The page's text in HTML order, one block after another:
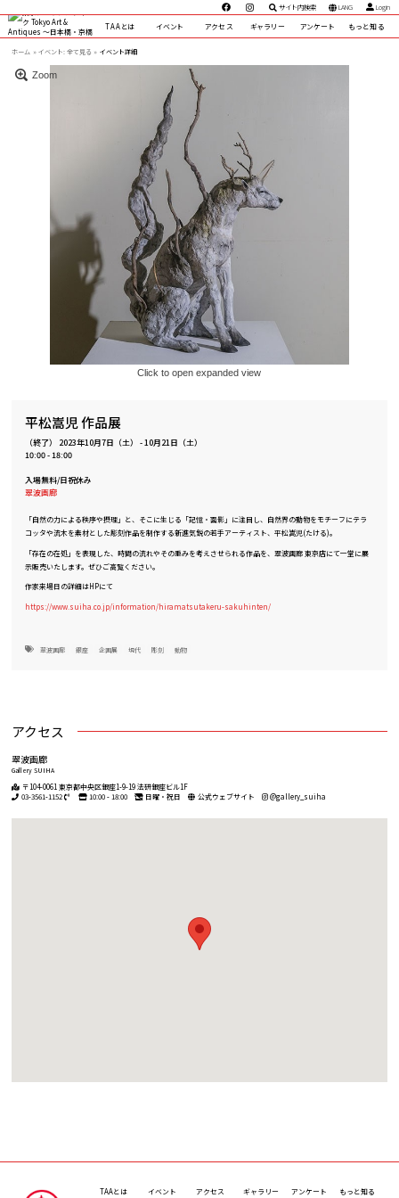
サイト内検索 LANG
Login
TAAとは
イベント アクセス ギャラリー アンケート もっと知る
ホーム イベント:全て見る » イベント詳細
Zoom
Click to open expanded view
平松嵩児 作品展
（終了） 2023年10月7日（土）-10月21日（土）
10:00 - 18:00
入場無料/日祝休み
翠波画廊
「自然の力による秩序や摂理」と、そこに生じる「記憶・面影」に注目し、自然界の動物をモチーフにテラ
コッタや流木を素材とした彫刻作品を制作する新進気鋭の若手アーティスト、平松嵩児(たける)。
「存在の在処」を表現した、時間の流れやその重みを考えさせられる作品を、翠波画廊 東京店にて一堂に展
示販売いたします。ぜひご高覧ください。
作家来場日の詳細はHPにて
https://www.suiha.co.jp/information/hiramatsutakeru-sakuhinten/
翠波画廊 銀座 企画展 現代 彫刻 動物
アクセス
翠波画廊
Gallery SUIHA
〒104-0061 東京都中央区銀座1-9-19 法研銀座ビル1F
03-3561-1152
10:00 - 18:00 日曜・祝日 公式ウェブサイト @gallery_suiha
TAAとは イベント アクセス ギャラリー アンケート もっと知る